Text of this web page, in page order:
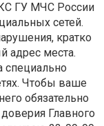
ГУ МЧС России
сетей.
кратко
адрес места.
Чтобы ваше
обязательно
Главного